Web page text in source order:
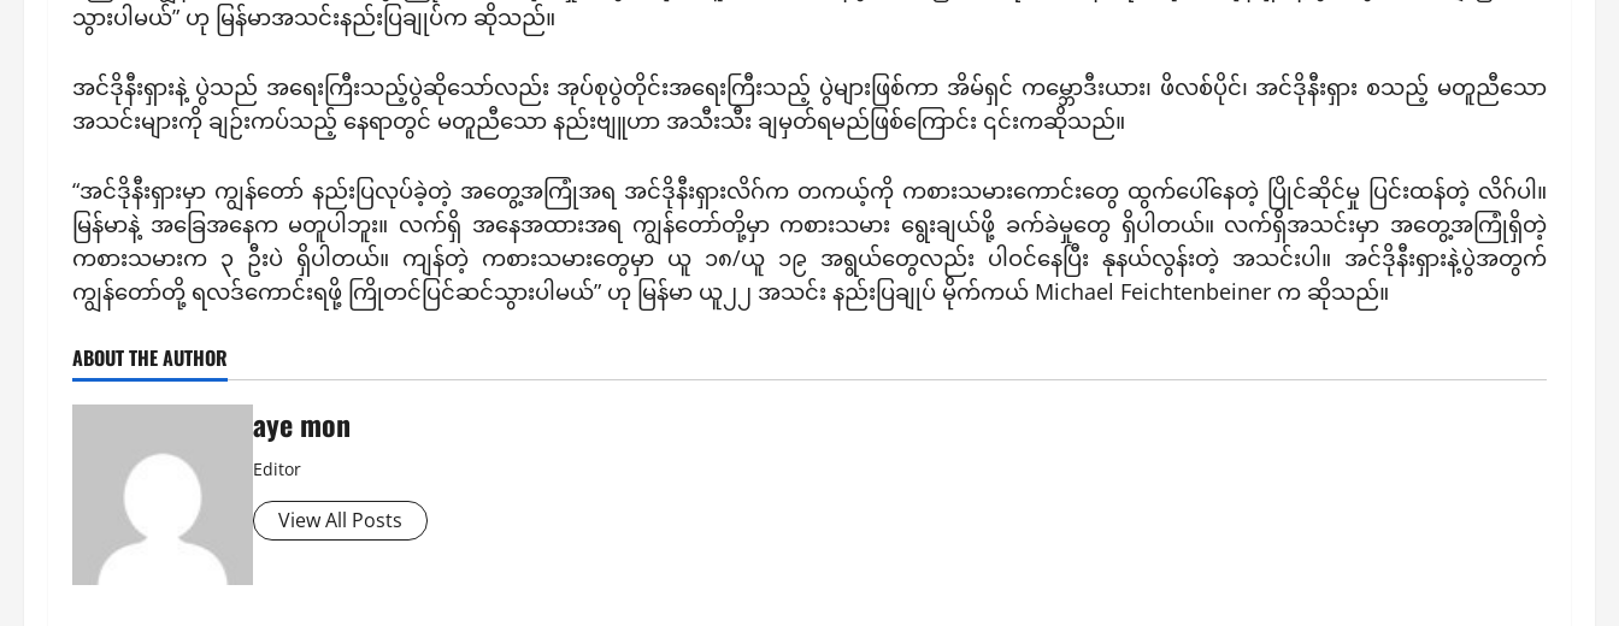
သွားပါမယ်” ဟု မြန်မာအသင်းနည်းပြချုပ်က ဆိုသည်။
အင်ဒိုနီးရှားနဲ့ ပွဲသည် အရေးကြီးသည့်ပွဲဆိုသော်လည်း အုပ်စုပွဲတိုင်းအရေးကြီးသည့် ပွဲများဖြစ်ကာ အိမ်ရှင် ကမ္ဘောဒီးယား၊ ဖိလစ်ပိုင်၊ အင်ဒိုနီးရှား စသည့် မတူညီသော
အသင်းများကို ချဉ်းကပ်သည့် နေရာတွင် မတူညီသော နည်းဗျူဟာ အသီးသီး ချမှတ်ရမည်ဖြစ်ကြောင်း ၎င်းကဆိုသည်။
“အင်ဒိုနီးရှားမှာ ကျွန်တော် နည်းပြလုပ်ခဲ့တဲ့ အတွေ့အကြုံအရ အင်ဒိုနီးရှားလိဂ်က တကယ့်ကို ကစားသမားကောင်းတွေ ထွက်ပေါ်နေတဲ့ ပြိုင်ဆိုင်မှု ပြင်းထန်တဲ့ လိဂ်ပါ။
မြန်မာနဲ့ အခြေအနေက မတူပါဘူး။ လက်ရှိ အနေအထားအရ ကျွန်တော်တို့မှာ ကစားသမား ရွေးချယ်ဖို့ ခက်ခဲမှုတွေ ရှိပါတယ်။ လက်ရှိအသင်းမှာ အတွေ့အကြုံရှိတဲ့
ကစားသမားက ၃ ဦးပဲ ရှိပါတယ်။ ကျန်တဲ့ ကစားသမားတွေမှာ ယူ ၁၈/ယူ ၁၉ အရွယ်တွေလည်း ပါဝင်နေပြီး နုနယ်လွန်းတဲ့ အသင်းပါ။ အင်ဒိုနီးရှားနဲ့ပွဲအတွက်
ကျွန်တော်တို့ ရလဒ်ကောင်းရဖို့ ကြိုတင်ပြင်ဆင်သွားပါမယ်” ဟု မြန်မာ ယူ၂၂ အသင်း နည်းပြချုပ် မိုက်ကယ် Michael Feichtenbeiner က ဆိုသည်။
ABOUT THE AUTHOR
aye mon
Editor
View All Posts